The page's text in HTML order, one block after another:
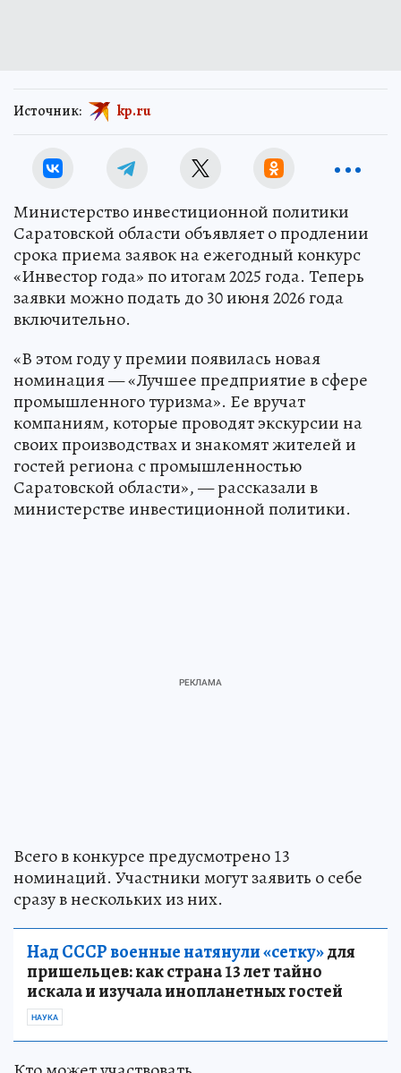
Источник: kp.ru
Министерство инвестиционной политики
Саратовской области объявляет о продлении
срока приема заявок на ежегодный конкурс
«Инвестор года» по итогам 2025 года. Теперь
заявки можно подать до 30 июня 2026 года
включительно.
«В этом году у премии появилась новая
номинация — «Лучшее предприятие в сфере
промышленного туризма». Ее вручат
компаниям, которые проводят экскурсии на
своих производствах и знакомят жителей и
гостей региона с промышленностью
Саратовской области», — рассказали в
министерстве инвестиционной политики.
Всего в конкурсе предусмотрено 13
номинаций. Участники могут заявить о себе
сразу в нескольких из них.
Над СССР военные натянули «сетку»для
пришельцев: как страна 13 лет тайно
искала и изучала инопланетных гостей
НАУКА